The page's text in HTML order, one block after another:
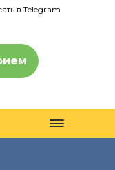
в Telegram
Toggle
navigation